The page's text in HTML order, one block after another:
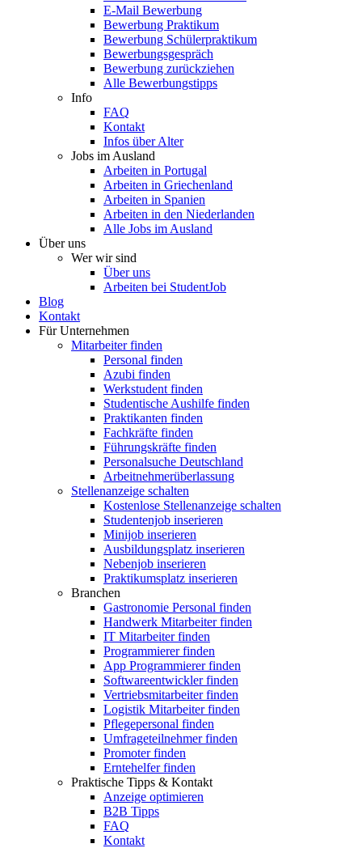
E-Mail Bewerbung
Bewerbung Praktikum
Bewerbung Schülerpraktikum
Bewerbungsgespräch
Bewerbung zurückziehen
Alle Bewerbungstipps
Info
FAQ
Kontakt
Infos über Alter
Jobs im Ausland
Arbeiten in Portugal
Arbeiten in Griechenland
Arbeiten in Spanien
Arbeiten in den Niederlanden
Alle Jobs im Ausland
Über uns
Wer wir sind
Über uns
Arbeiten bei StudentJob
Blog
Kontakt
Für Unternehmen
Mitarbeiter finden
Personal finden
Azubi finden
Werkstudent finden
Studentische Aushilfe finden
Praktikanten finden
Fachkräfte finden
Führungskräfte finden
Personalsuche Deutschland
Arbeitnehmerüberlassung
Stellenanzeige schalten
Kostenlose Stellenanzeige schalten
Studentenjob inserieren
Minijob inserieren
Ausbildungsplatz inserieren
Nebenjob inserieren
Praktikumsplatz inserieren
Branchen
Gastronomie Personal finden
Handwerk Mitarbeiter finden
IT Mitarbeiter finden
Programmierer finden
App Programmierer finden
Softwareentwickler finden
Vertriebsmitarbeiter finden
Logistik Mitarbeiter finden
Pflegepersonal finden
Umfrageteilnehmer finden
Promoter finden
Erntehelfer finden
Praktische Tipps & Kontakt
Anzeige optimieren
B2B Tipps
FAQ
Kontakt